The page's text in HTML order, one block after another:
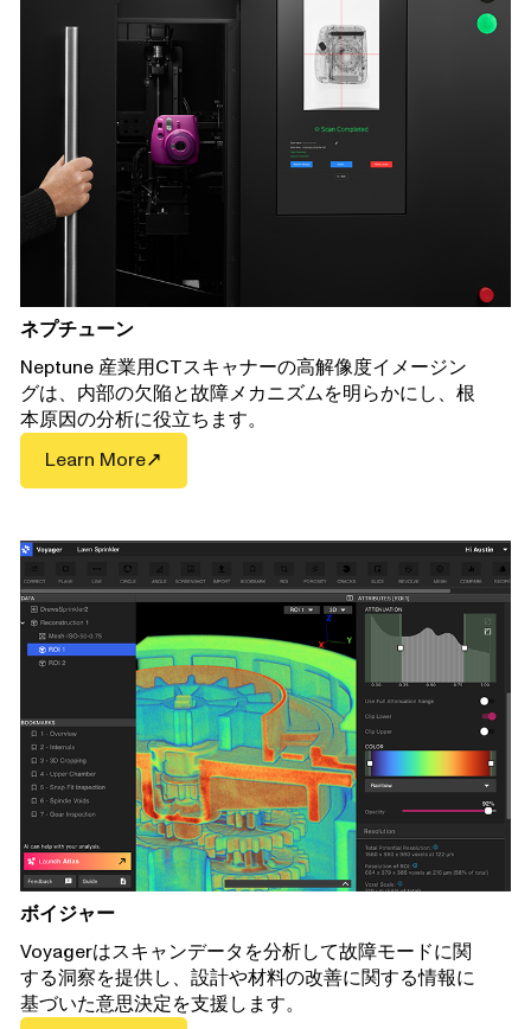
ネプチューン
Neptune 産業用CTスキャナーの高解像度イメージン
グは、内部の欠陥と故障メカニズムを明らかにし、根
本原因の分析に役立ちます。
Learn More
ボイジャー
Voyagerはスキャンデータを分析して故障モードに関
する洞察を提供し、設計や材料の改善に関する情報に
基づいた意思決定を支援します。